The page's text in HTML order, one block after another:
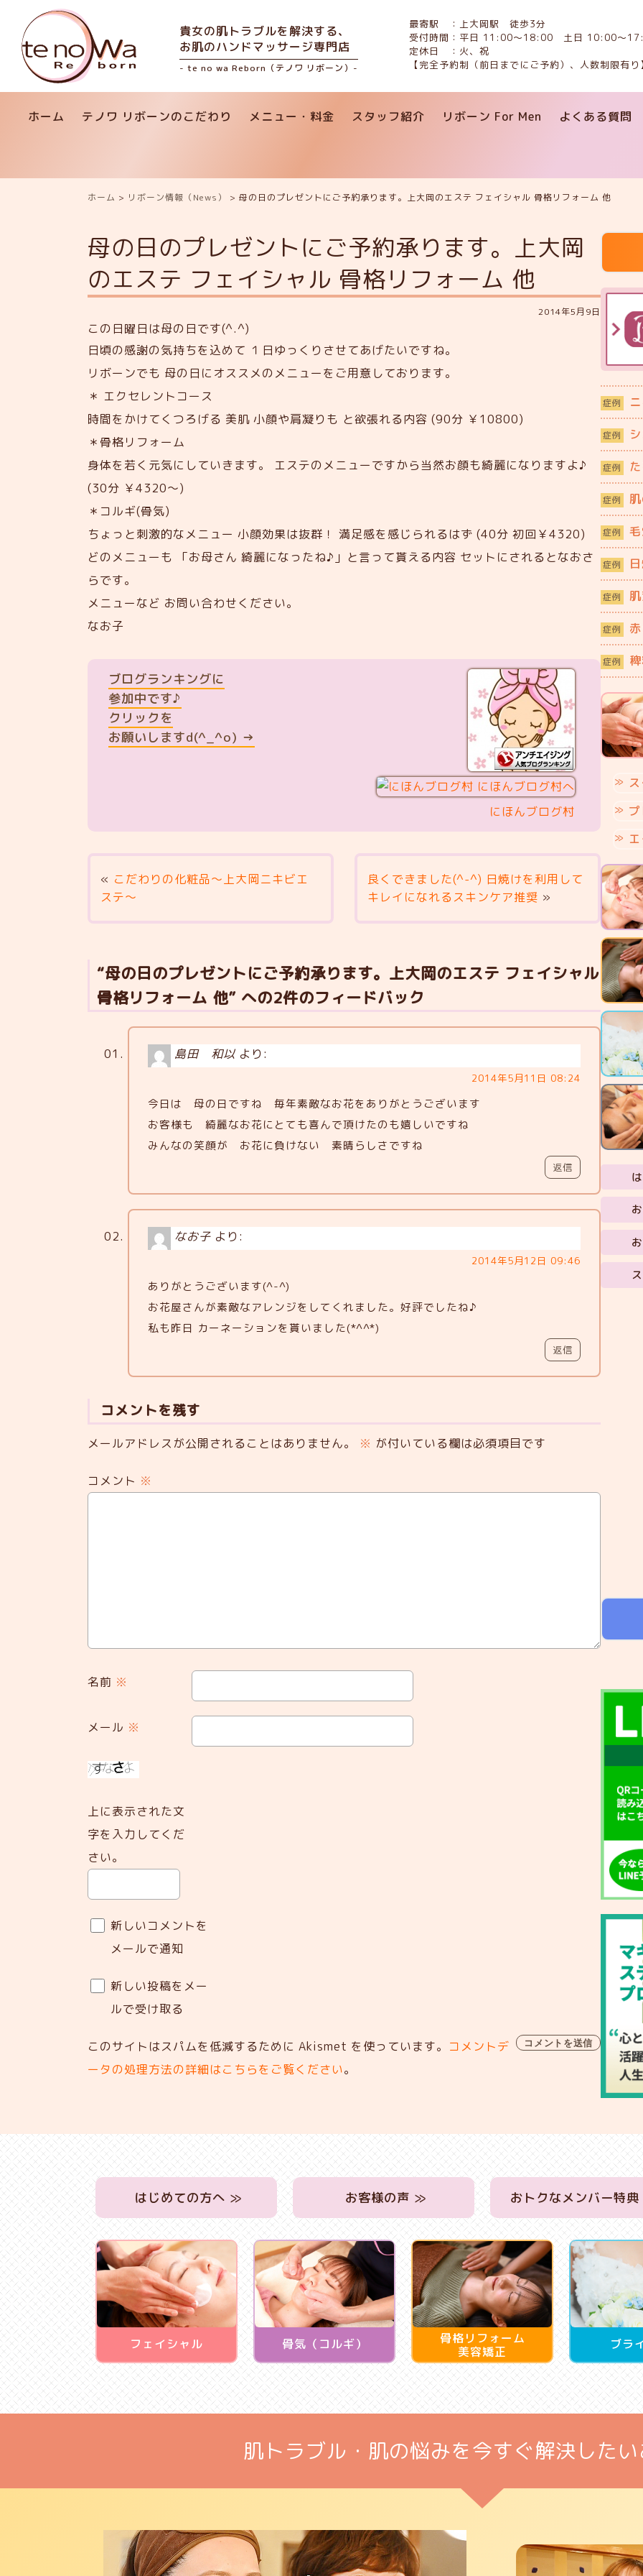
貴女の肌トラブルを解決する、
お肌のハンドマッサージ専門店
- te no wa Reborn（テノワ リボーン）-
最寄駅 ：上大岡駅 徒歩3分
受付時間：平日 11:00〜18:00 土日 10:00〜
定休日 ：火、祝
【完全予約制（前日までにご予約）、人数制限有り
ホーム テノワ リボーンのこだわり メニュー・料金 スタッフ紹介 リボーン For Men よくある質問
ホーム > リボーン情報（News） > 母の日のプレゼントにご予約承ります。上大岡のエステ フェイシャル 骨格リフォーム 他
母の日のプレゼントにご予約承ります。上大岡
のエステ フェイシャル 骨格リフォーム 他
2014年5月9日
この日曜日は母の日です(^.^)
日頃の感謝の気持ちを込めて １日ゆっくりさせてあげたいですね。
リボーンでも 母の日にオススメのメニューをご用意しております。
＊ エクセレントコース
時間をかけてくつろげる 美肌 小顔や肩凝りも と欲張れる内容 (90分 ￥10800)
＊骨格リフォーム
身体を若く元気にしていきます。 エステのメニューですから当然お顔も綺麗になりますよ♪
(30分 ￥4320〜)
＊コルギ(骨気)
ちょっと刺激的なメニュー 小顔効果は抜群！ 満足感を感じられるはず (40分 初回￥4320)
どのメニューも 「お母さん 綺麗になったね♪」と言って貰える内容 セットにされるとなおさ
らです。
メニューなど お問い合わせください。
なお子
ブログランキングに
参加中です♪
クリックを
お願いしますd(^_^o) →
にほんブログ村
« こだわりの化粧品〜上大岡ニキビエ
ステ〜
良くできました(^-^) 日焼けを利用して
キレイになれるスキンケア推奨 »
“母の日のプレゼントにご予約承ります。上大岡のエステ フェイシャル
骨格リフォーム 他” への2件のフィードバック
島田 和以 より:
2014年5月11日 08:24
今日は 母の日ですね 毎年素敵なお花をありがとうございます
お客様も 綺麗なお花にとても喜んで頂けたのも嬉しいですね
みんなの笑顔が お花に負けない 素晴らしさですね
返信
なお子 より:
2014年5月12日 09:46
ありがとうございます(^-^)
お花屋さんが素敵なアレンジをしてくれました。好評でしたね♪
私も昨日 カーネーションを貰いました(*^^*)
返信
コメントを残す
メールアドレスが公開されることはありません。 ※ が付いている欄は必須項目です
コメント ※
名前 ※
メール ※
上に表示された文
字を入力してくだ
さい。
新しいコメントを
メールで通知
新しい投稿をメー
ルで受け取る
このサイトはスパムを低減するために Akismet を使っています。 コメントデ
ータの処理方法の詳細はこちらをご覧ください。
症例
症例
症例
症例
症例
症例
症例
症例
症例
はじめての方へ ≫ お客様の声 ≫ おトクなメンバー特
フェイシャル 骨気（コルギ）
骨格リフォーム
美容矯正
ブラ
肌トラブル・肌の悩みを今すぐ解決した